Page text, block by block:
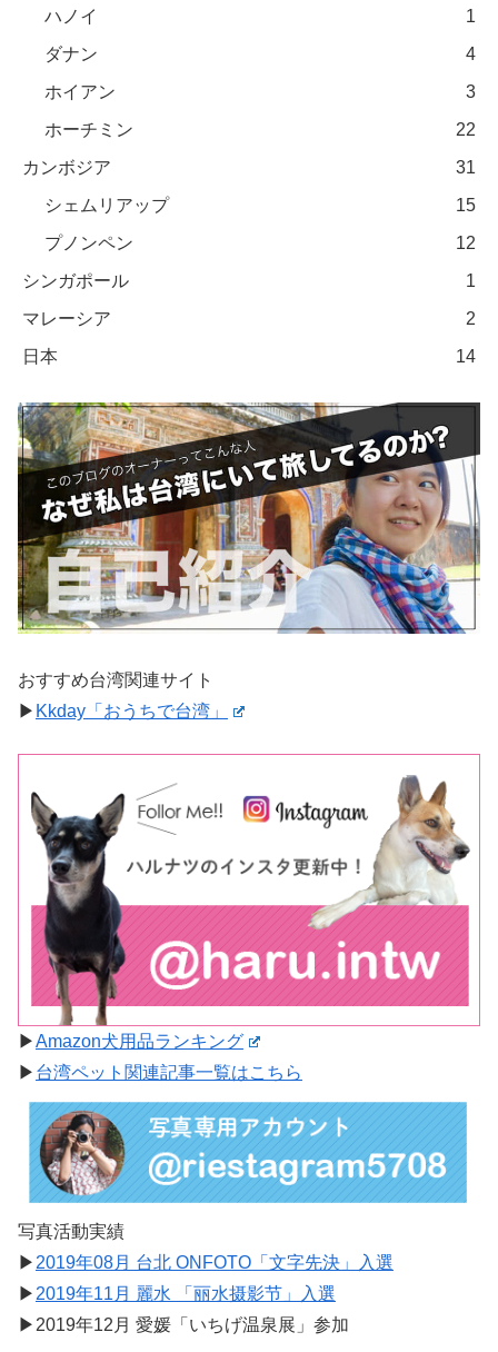
ハノイ
1
ダナン
4
ホイアン
3
ホーチミン
22
カンボジア
31
シェムリアップ
15
プノンペン
12
シンガポール
1
マレーシア
2
日本
14
おすすめ台湾関連サイト
▶︎ Kkday「おうちで台湾」
▶︎Amazon犬用品ランキング
▶︎ 台湾ペット関連記事一覧はこちら
写真活動実績
▶︎ 2019年08月 台北 ONFOTO「文字先決」入選
▶︎ 2019年11月 麗水 「丽水摄影节」入選
▶︎2019年12月 愛媛「いちげ温泉展」参加